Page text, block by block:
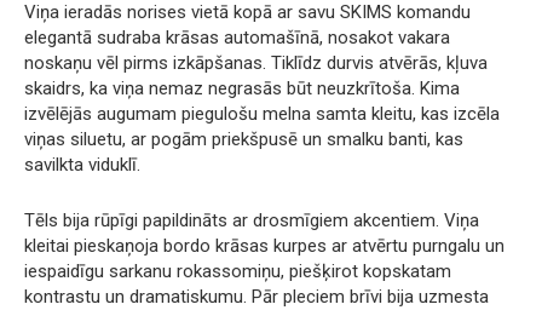
Viņa ieradās norises vietā kopā ar savu SKIMS komandu
elegantā sudraba krāsas automašīnā, nosakot vakara
noskaņu vēl pirms izkāpšanas. Tiklīdz durvis atvērās, kļuva
skaidrs, ka viņa nemaz negrasās būt neuzkrītoša. Kima
izvēlējās augumam piegulošu melna samta kleitu, kas izcēla
viņas siluetu, ar pogām priekšpusē un smalku banti, kas
savilkta viduklī.
Tēls bija rūpīgi papildināts ar drosmīgiem akcentiem. Viņa
kleitai pieskaņoja bordo krāsas kurpes ar atvērtu purngalu un
iespaidīgu sarkanu rokassomiņu, piešķirot kopskatam
kontrastu un dramatiskumu. Pār pleciem brīvi bija uzmesta